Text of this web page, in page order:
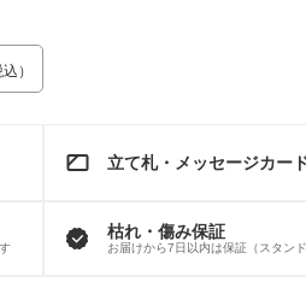
）
立て札・メッセージカー
枯れ・傷み保証
お届けから7日以内は保証（スタンド